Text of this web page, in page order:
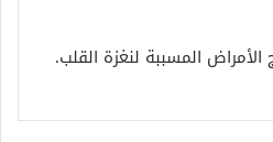
الأمراض المسببة لنغزة القلب.